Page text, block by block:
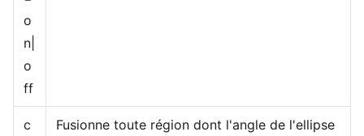
o
n|
o
ff
c
Fusionne toute région dont l'angle de l'ellipse